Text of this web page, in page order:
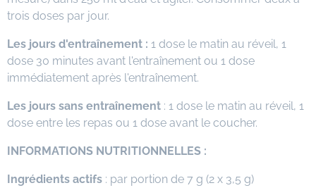
trois doses par jour.
Les jours d'entraînement : 1 dose le matin au réveil, 1
dose 30 minutes avant l'entraînement ou 1 dose
immédiatement après l'entraînement.
Les jours sans entraînement : 1 dose le matin au réveil, 1
dose entre les repas ou 1 dose avant le coucher.
INFORMATIONS NUTRITIONNELLES :
Ingrédients actifs : par portion de 7 g (2 x 3,5 g)